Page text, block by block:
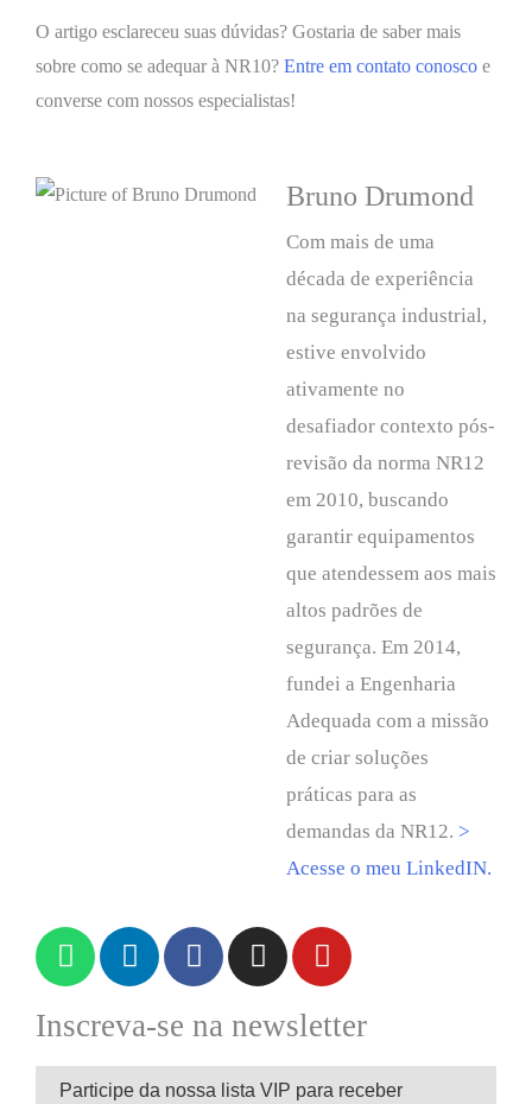
O artigo esclareceu suas dúvidas? Gostaria de saber mais
sobre como se adequar à NR10? Entre em contato conosco e
converse com nossos especialistas!
Bruno Drumond
Com mais de uma
década de experiência
na segurança industrial,
estive envolvido
ativamente no
desafiador contexto pós-
revisão da norma NR12
em 2010, buscando
garantir equipamentos
que atendessem aos mais
altos padrões de
segurança. Em 2014,
fundei a Engenharia
Adequada com a missão
de criar soluções
práticas para as
demandas da NR12. >
Acesse o meu LinkedIN.
Inscreva-se na newsletter
Participe da nossa lista VIP para receber